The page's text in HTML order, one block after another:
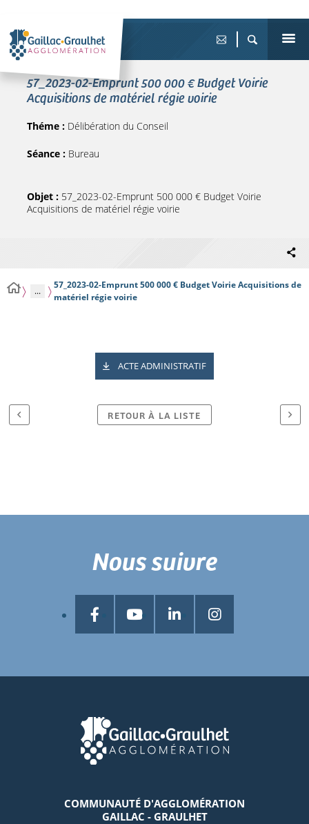
57_2023-02-Emprunt 500 000 € Budget Voirie
Acquisitions de matériel régie voirie
Théme : Délibération du Conseil
Séance : Bureau
Objet : 57_2023-02-Emprunt 500 000 € Budget Voirie
Acquisitions de matériel régie voirie
...
57_2023-02-Emprunt 500 000 € Budget Voirie Acquisitions de
matériel régie voirie
ACTE ADMINISTRATIF
RETOUR À LA LISTE
COMMUNAUTÉ D'AGGLOMÉRATION
GAILLAC - GRAULHET
Nous suivre